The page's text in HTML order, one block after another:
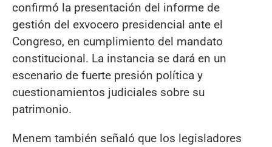
confirmó la presentación del informe de
gestión del exvocero presidencial ante el
Congreso, en cumplimiento del mandato
constitucional. La instancia se dará en un
escenario de fuerte presión política y
cuestionamientos judiciales sobre su
patrimonio.
Menem también señaló que los legisladores